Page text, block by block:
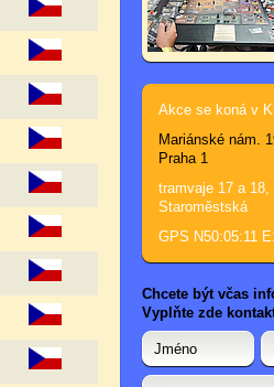
Akce se koná v
Mariánské nám.
Praha 1
tramvaje 17 a
Staroměstská
GPS N50:05:11
Chcete být včas
Vyplňte zde